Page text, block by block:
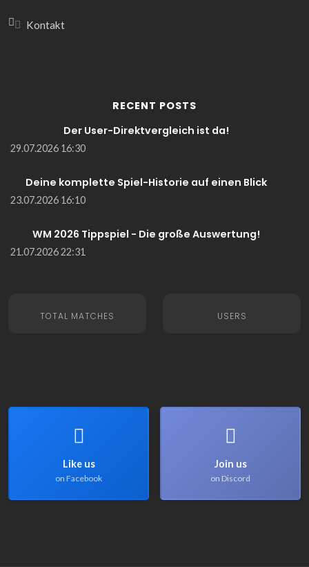
Kontakt
RECENT POSTS
Der User-Direktvergleich ist da!
29.07.2026 16:30
Deine komplette Spiel-Historie auf einen Blick
23.07.2026 16:10
WM 2026 Tippspiel - Die große Auswertung!
21.07.2026 22:31
TOTAL MATCHES USERS
Like us
on Facebook
Join us
on Discord